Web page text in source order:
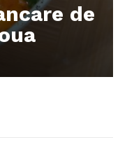
de